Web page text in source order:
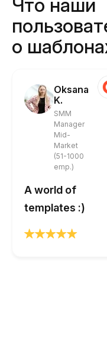
Что наши
о
Oksana
K.
SMM
Manager
Mid-
Market
(51-1000
emp.)
A world of
templates :)